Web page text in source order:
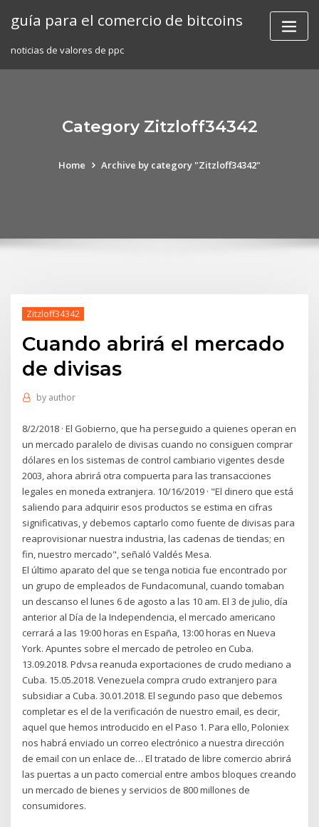
guía para el comercio de bitcoins
noticias de valores de ppc
Category Zitzloff34342
Home Archive by category "Zitzloff34342"
Zitzloff34342
Cuando abrirá el mercado
de divisas
by author
8/2/2018 · El Gobierno, que ha perseguido a quienes operan en
un mercado paralelo de divisas cuando no consiguen comprar
dólares en los sistemas de control cambiario vigentes desde
2003, ahora abrirá otra compuerta para las transacciones
legales en moneda extranjera. 10/16/2019 · "El dinero que está
saliendo para adquirir esos productos se estima en cifras
significativas, y debemos captarlo como fuente de divisas para
reaprovisionar nuestra industria, las cadenas de tiendas; en
fin, nuestro mercado", señaló Valdés Mesa.
El último aparato del que se tenga noticia fue encontrado por
un grupo de empleados de Fundacomunal, cuando tomaban
un descanso el lunes 6 de agosto a las 10 am. El 3 de julio, día
anterior al Día de la Independencia, el mercado americano
cerrará a las 19:00 horas en España, 13:00 horas en Nueva
York. Apuntes sobre el mercado de petroleo en Cuba.
13.09.2018. Pdvsa reanuda exportaciones de crudo mediano a
Cuba. 15.05.2018. Venezuela compra crudo extranjero para
subsidiar a Cuba. 30.01.2018. El segundo paso que debemos
completar es el de la verificación de nuestro email, es decir,
aquel que hemos introducido en el Paso 1. Para ello, Poloniex
nos habrá enviado un correo electrónico a nuestra dirección
de email con un enlace de… El tratado de libre comercio abrirá
las puertas a un pacto comercial entre ambos bloques creando
un mercado de bienes y servicios de 800 millones de
consumidores.